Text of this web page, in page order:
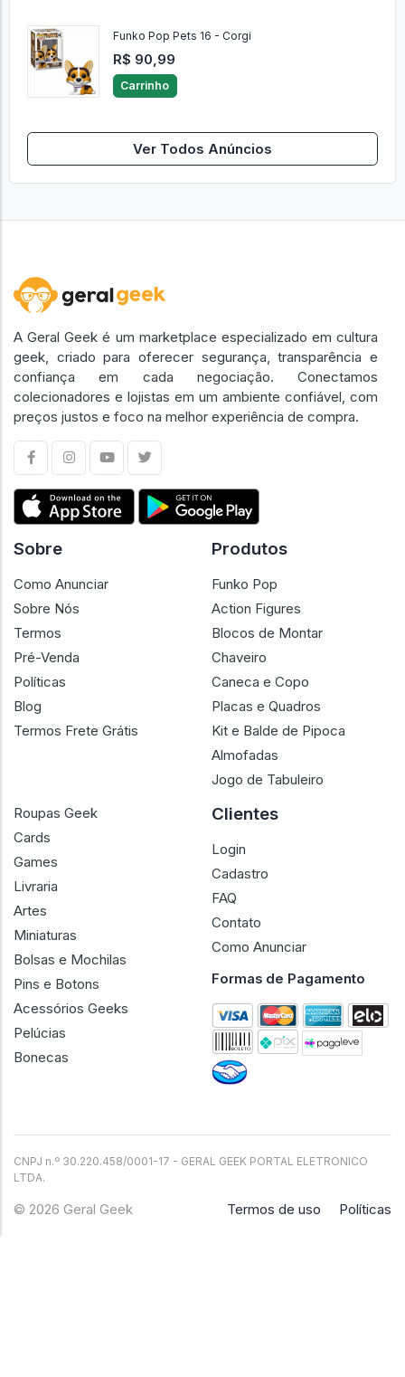
Funko Pop Pets 16 - Corgi
R$ 90,99
Carrinho
Ver Todos Anúncios
A Geral Geek é um marketplace especializado em cultura
geek, criado para oferecer segurança, transparência e
confiança em cada negociação. Conectamos
colecionadores e lojistas em um ambiente confiável, com
preços justos e foco na melhor experiência de compra.
Sobre
Como Anunciar
Sobre Nós
Termos
Pré-Venda
Políticas
Blog
Termos Frete Grátis
Produtos
Funko Pop
Action Figures
Blocos de Montar
Chaveiro
Caneca e Copo
Placas e Quadros
Kit e Balde de Pipoca
Almofadas
Jogo de Tabuleiro
Roupas Geek
Cards
Games
Livraria
Artes
Miniaturas
Bolsas e Mochilas
Pins e Botons
Acessórios Geeks
Pelúcias
Bonecas
Clientes
Login
Cadastro
FAQ
Contato
Como Anunciar
Formas de Pagamento
CNPJ n.º 30.220.458/0001-17 - GERAL GEEK PORTAL ELETRONICO
LTDA.
© 2026 Geral Geek Termos de uso Políticas